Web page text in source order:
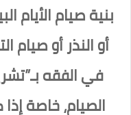
بنية صيام الأيام
أو النذر أو صيام
في الفقه
الصيام، خاصة